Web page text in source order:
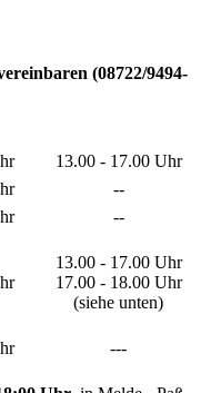
(08722/9494-
13.00 - 17.00 Uhr
--
--
13.00 - 17.00 Uhr
17.00 - 18.00 Uhr
(siehe unten)
---